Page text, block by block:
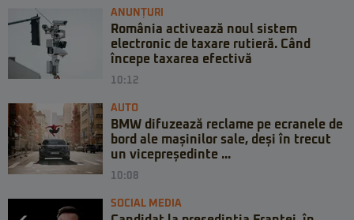
ANUNȚURI
România activează noul sistem
electronic de taxare rutieră. Când
începe taxarea efectivă
10:12
AUTO
BMW difuzează reclame pe ecranele de
bord ale mașinilor sale, deși în trecut
un vicepreședinte ...
10:08
SOCIAL MEDIA